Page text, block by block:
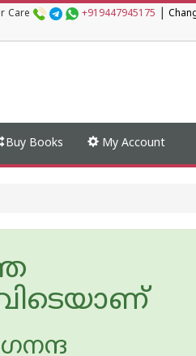
Care +919447945175
Buy Books My Account